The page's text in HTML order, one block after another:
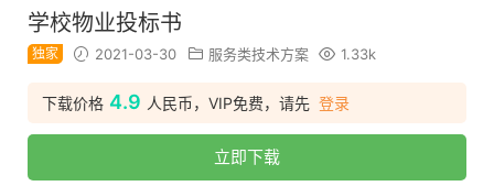
学校物业投标书
独家 2021-03-30 服务类技术方案 1.33k
下载价格 4.9 人民币，VIP免费，请先 登录
立即下载